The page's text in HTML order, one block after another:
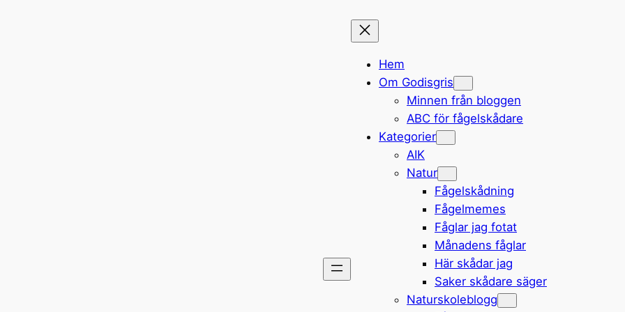
Hem
Om Godisgris
Minnen från bloggen
ABC för fågelskådare
Kategorier
AIK
Natur
Fågelskådning
Fågelmemes
Fåglar jag fotat
Månadens fåglar
Här skådar jag
Saker skådare säger
Naturskoleblogg